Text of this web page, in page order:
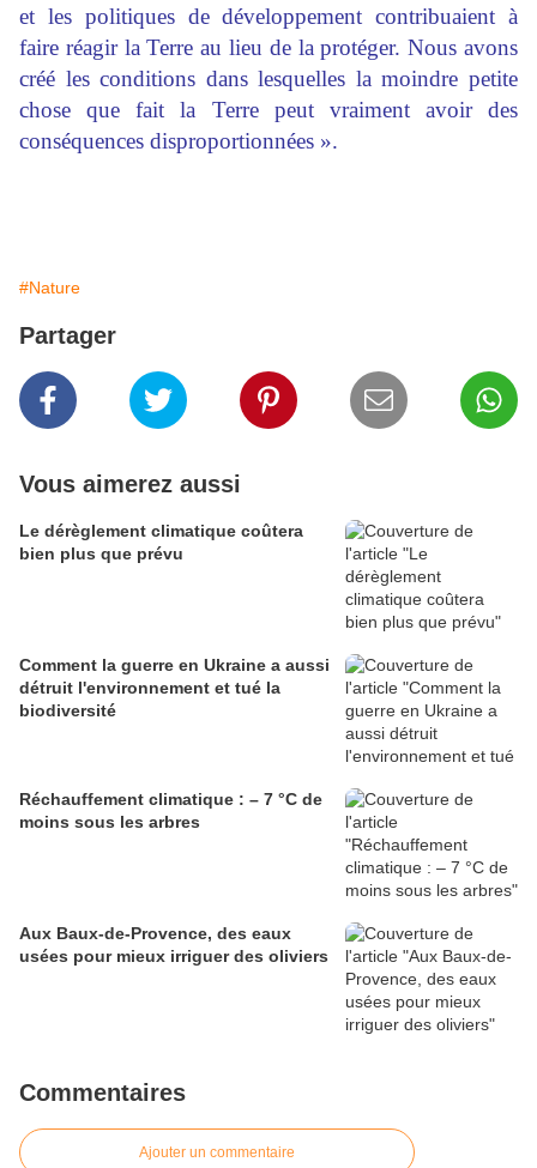
et les politiques de développement contribuaient à
faire réagir la Terre au lieu de la protéger. Nous avons
créé les conditions dans lesquelles la moindre petite
chose que fait la Terre peut vraiment avoir des
conséquences disproportionnées ».
#Nature
Partager
Vous aimerez aussi
Le dérèglement climatique coûtera
bien plus que prévu
Comment la guerre en Ukraine a aussi
détruit l'environnement et tué la
biodiversité
Réchauffement climatique : – 7 °C de
moins sous les arbres
Aux Baux-de-Provence, des eaux
usées pour mieux irriguer des oliviers
Commentaires
Ajouter un commentaire